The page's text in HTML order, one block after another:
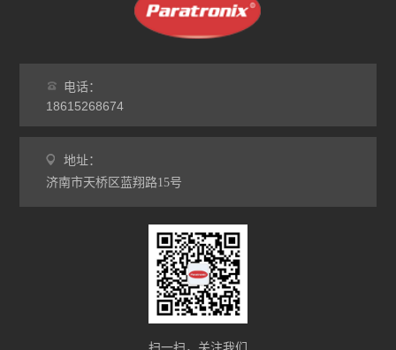
电话：
18615268674
地址：
济南市天桥区蓝翔路15号